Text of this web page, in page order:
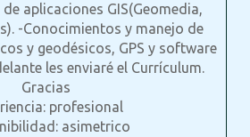
aplicaciones GIS(Geomedia,
-Conocimientos y manejo de
y geodésicos, GPS y software
les enviaré el Currículum.
Gracias
profesional
asimetrico